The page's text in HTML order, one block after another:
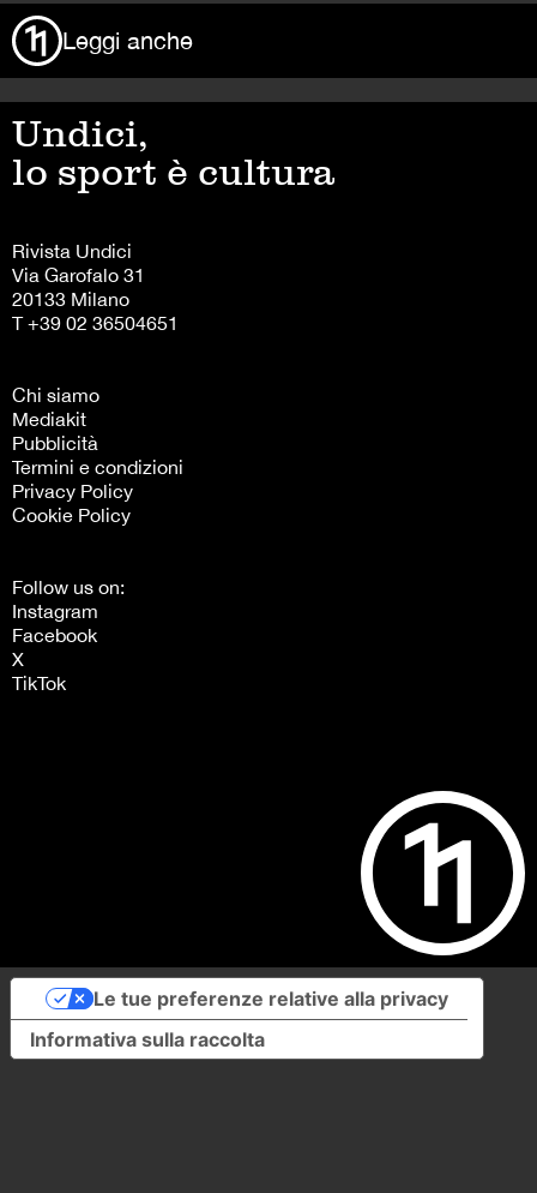
Leggi anche
Undici,
lo sport è cultura
Rivista Undici
Via Garofalo 31
20133 Milano
T +39 02 36504651
Chi siamo
Mediakit
Pubblicità
Termini e condizioni
Privacy Policy
Cookie Policy
Follow us on:
Instagram
Facebook
X
TikTok
Informativa sulla raccolta
Le tue preferenze relative alla privacy